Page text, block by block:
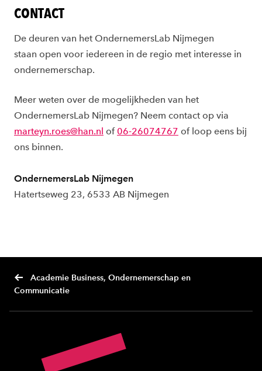
CONTACT
De deuren van het OndernemersLab Nijmegen
staan open voor iedereen in de regio met interesse in
ondernemerschap.
Meer weten over de mogelijkheden van het
OndernemersLab Nijmegen? Neem contact op via
marteyn.roes@han.nl of 06-26074767 of loop eens bij
ons binnen.
OndernemersLab Nijmegen
Hatertseweg 23, 6533 AB Nijmegen
Academie Business, Ondernemerschap en
Communicatie